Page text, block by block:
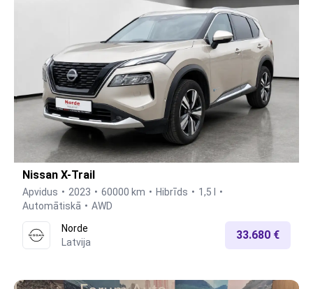
Nissan X-Trail
Apvidus 2023 60000 km Hibrīds
1,5 l
Automātiskā
AWD
Norde
Latvija
33.680 €